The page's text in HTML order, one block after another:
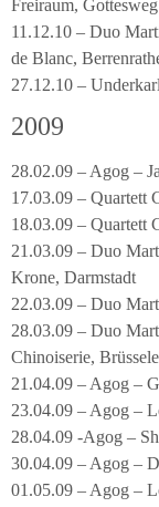
Freiraum,
11.12.10 – Duo
de Blanc,
27.12.10 –
2009
28.02.09 – Agog –
17.03.09 – Quartett
18.03.09 – Quartett
21.03.09 – Duo
Krone, Darmstadt
22.03.09 – Duo
28.03.09 – Duo
Chinoiserie,
21.04.09 – Agog –
23.04.09 – Agog –
28.04.09 -Agog –
30.04.09 – Agog –
01.05.09 – Agog –